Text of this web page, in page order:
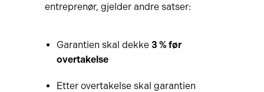
entreprenør, gjelder andre satser:
Garantien skal dekke 3 % før
overtakelse
Etter overtakelse skal garantien